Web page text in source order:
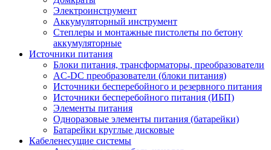
Электроинструмент
Аккумуляторный инструмент
Степлеры и монтажные пистолеты по бетону
аккумуляторные
Источники питания
Блоки питания, трансформаторы, преобразователи
AC-DC преобразователи (блоки питания)
Источники бесперебойного и резервного питания
Источники бесперебойного питания (ИБП)
Элементы питания
Одноразовые элементы питания (батарейки)
Батарейки круглые дисковые
Кабеленесущие системы